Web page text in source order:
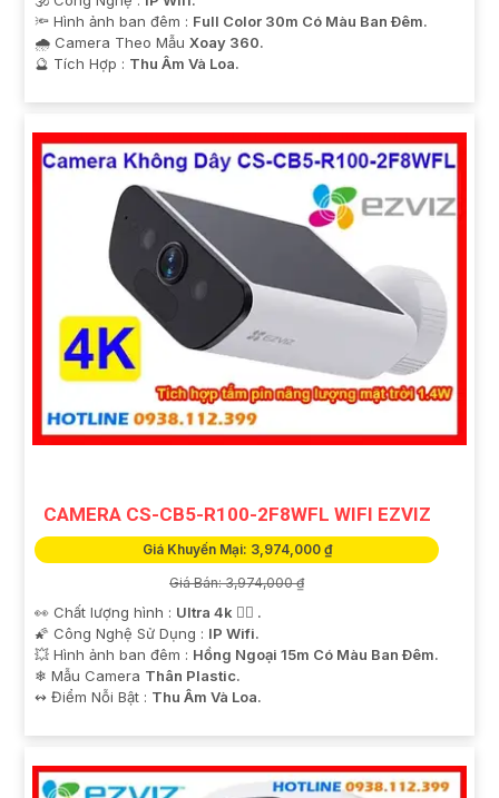
🔦 Hình ảnh ban đêm : Full Color 30m Có Màu Ban Ðêm.
🌧️ Camera Theo Mẫu Xoay 360.
️🔮 Tích Hợp : Thu Âm Và Loa.
CAMERA CS-CB5-R100-2F8WFL WIFI EZVIZ
Giá Khuyến Mại: 3,974,000 ₫
Giá Bán: 3,974,000 ₫
👀 Chất lượng hình : Ultra 4k 👍🏾 .
🌠 Công Nghệ Sử Dụng : IP Wifi.
💥 Hình ảnh ban đêm : Hồng Ngoại 15m Có Màu Ban Ðêm.
❄ Mẫu Camera Thân Plastic.
️↭ Điểm Nỗi Bật : Thu Âm Và Loa.